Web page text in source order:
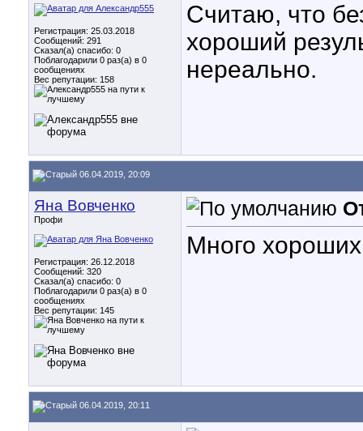
Регистрация: 25.03.2018
Сообщений: 291
Сказал(а) спасибо: 0
Поблагодарили 0 раз(а) в 0
сообщениях
Вес репутации: 158
Считаю, что
хороший
нереально.
06.04.2019, 20:09
Яна Вовченко
Профи
Регистрация: 26.12.2018
Сообщений: 320
Сказал(а) спасибо: 0
Поблагодарили 0 раз(а) в 0
сообщениях
Вес репутации: 145
Много
06.04.2019, 20:11